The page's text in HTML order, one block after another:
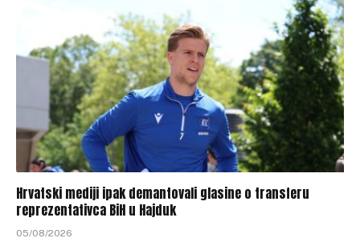
Hrvatski mediji ipak demantovali glasine o transferu
reprezentativca BiH u Hajduk
05/08/2026